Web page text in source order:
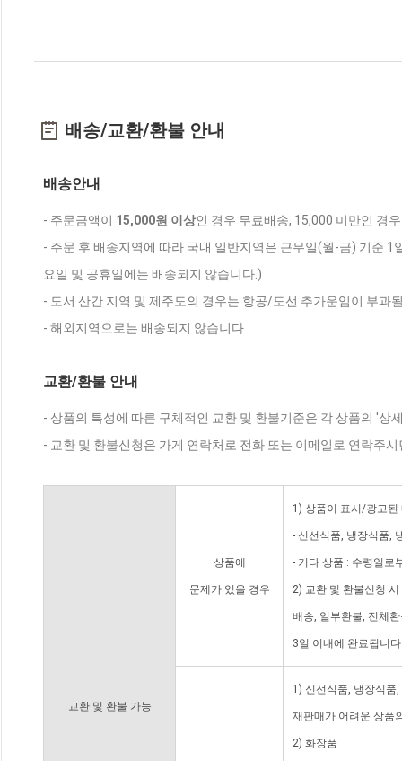
배송/교환/환불 안내
배송안내
- 주문금액이 15,000원 이상인 경우 무료배송, 15,000 미만인 경
- 주문 후 배송지역에 따라 국내 일반지역은 근무일(월-금) 기준
요일 및 공휴일에는 배송되지 않습니다.)
- 도서 산간 지역 및 제주도의 경우는 항공/도선 추가운임이 부과
- 해외지역으로는 배송되지 않습니다.
교환/환불 안내
- 상품의 특성에 따른 구체적인 교환 및 환불기준은 각 상품의 '상
- 교환 및 환불신청은 가게 연락처로 전화 또는 이메일로 연락주
교환 및 환불 가능
상품에
문제가 있을 경우
1) 상품이 표시/광고된
- 신선식품, 냉장식품,
- 기타 상품 : 수령일로
2) 교환 및 환불신청
배송, 일부환불, 전체
3일 이내에 완료됩니
1) 신선식품, 냉장식품
재판매가 어려운 상품
2) 화장품